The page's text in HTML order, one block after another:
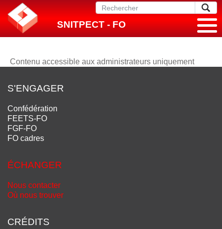
SNITPECT - FO
Contenu accessible aux administrateurs uniquement
S'ENGAGER
Confédération
FEETS-FO
FGF-FO
FO cadres
ÉCHANGER
Nous contacter
Où nous trouver
CRÉDITS